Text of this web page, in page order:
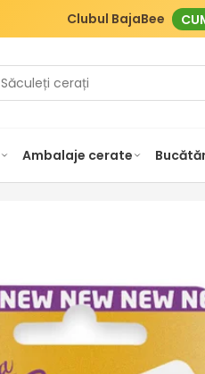
Clubul BajaBee
Ambalaje cerate